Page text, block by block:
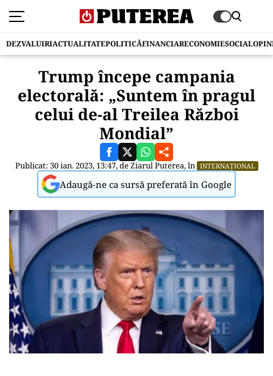
DEZVALUIRIACTUALITATEPOLITICĂFINANCIARECONOMIESOCIAL
Trump începe campania
electorală: „Suntem în pragul
celui de-al Treilea Război
Mondial”
Publicat: 30 ian. 2023, 13:47, deZiarul Puterea, în INTERNAȚIONAL
Adaugă-ne ca sursă preferată în Google